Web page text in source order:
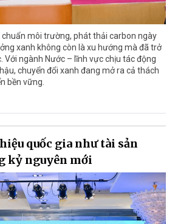
môi trường, phát thải carbon ngày
xanh không còn là xu hướng mà đã trở
Với ngành Nước – lĩnh vực chịu tác động
chuyển đổi xanh đang mở ra cả thách
bền vững.
quốc gia như tài sản
kỷ nguyên mới